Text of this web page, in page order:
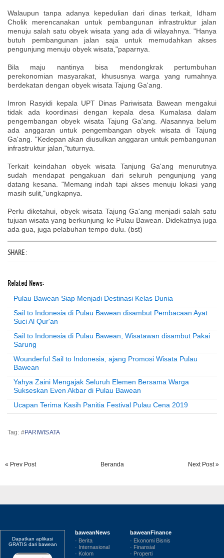
Walaupun tanpa adanya kepedulian dari dinas terkait, Idham
Cholik merencanakan untuk pembangunan infrastruktur jalan
menuju salah satu obyek wisata yang ada di wilayahnya. "Hanya
butuh pembangunan jalan saja untuk memudahkan akses
pengunjung menuju obyek wisata,"paparnya.
Bila maju nantinya bisa mendongkrak pertumbuhan
perekonomian masyarakat, khususnya warga yang rumahnya
berdekatan dengan obyek wisata Tajung Ga'ang.
Imron Rasyidi kepala UPT Dinas Pariwisata Bawean mengakui
tidak ada koordinasi dengan kepala desa Kumalasa dalam
pengembangan obyek wisata Tajung Ga'ang. Alasannya belum
ada anggaran untuk pengembangan obyek wisata di Tajung
Ga'ang. "Kedepan akan diusulkan anggaran untuk pembangunan
infrastruktur jalan,"tuturnya.
Terkait keindahan obyek wisata Tanjung Ga'ang menurutnya
sudah mendapat pengakuan dari seluruh pengunjung yang
datang kesana. "Memang indah tapi akses menuju lokasi yang
masih sulit,"ungkapnya.
Perlu diketahui, obyek wisata Tajung Ga'ang menjadi salah satu
tujuan wisata yang berkunjung ke Pulau Bawean. Didekatnya juga
ada gua, juga pelabuhan tempo dulu. (bst)
SHARE :
Related News:
Pulau Bawean Siap Menjadi Destinasi Kelas Dunia
Sail to Indonesia di Pulau Bawean disambut Pembacaan Ayat
Suci Al Qur'an
Sail to Indonesia di Pulau Bawean, Wisatawan disambut Pakai
Sarung
Wounderful Sail to Indonesia, ajang Promosi Wisata Pulau
Bawean
Yahya Zaini Mengajak Seluruh Elemen Bersama Warga
Sukseskan Even Akbar di Pulau Bawean
Ucapan Terima Kasih Panitia Festival Pulau Cena 2019
Tag: #PARIWISATA
« Prev Post Next Post »
Beranda
Dapatkan aplikasi
GRATIS dari bawean
baweanNews
· Berita
· Internasional
· Kolom
baweanFinance
· Ekonomi Bisnis
· Finansial
· Properti